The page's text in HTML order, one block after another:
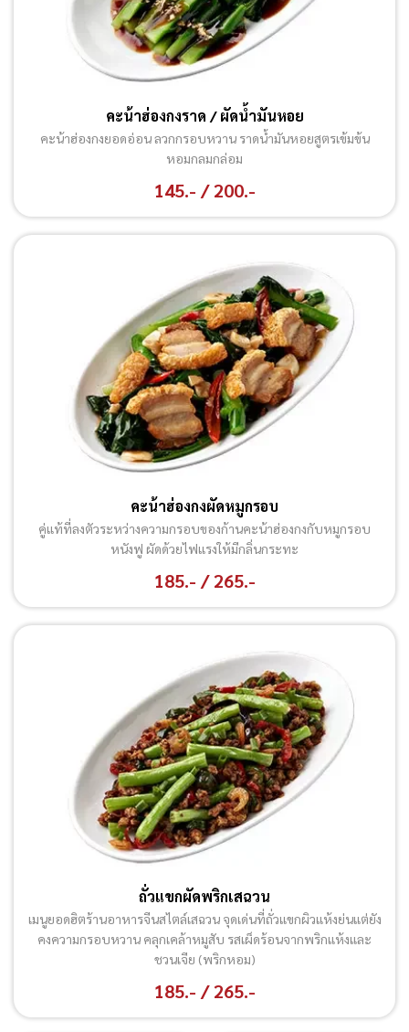
คะน้าฮ่องกงราด / ผัดน้ำมันหอย
คะน้าฮ่องกงยอดอ่อน ลวกกรอบหวาน ราดน้ำมันหอยสูตรเข้มข้น
หอมกลมกล่อม
145.- / 200.-
คะน้าฮ่องกงผัดหมูกรอบ
คู่แท้ที่ลงตัวระหว่างความกรอบของก้านคะน้าฮ่องกงกับหมูกรอบ
หนังฟู ผัดด้วยไฟแรงให้มีกลิ่นกระทะ
185.- / 265.-
ถั่วแขกผัดพริกเสฉวน
เมนูยอดฮิตร้านอาหารจีนสไตล์เสฉวน จุดเด่นที่ถั่วแขกผิวแห้งย่นแต่ยัง
คงความกรอบหวาน คลุกเคล้าหมูสับ รสเผ็ดร้อนจากพริกแห้งและ
ชวนเจีย (พริกหอม)
185.- / 265.-